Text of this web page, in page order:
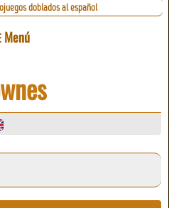
doblados al español
Menú